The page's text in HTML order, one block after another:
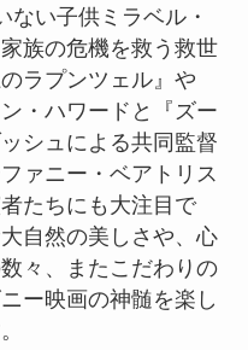
ない子供ミラベル・
族の危機を救う救世
ラプンツェル』や
・ハワードと『ズー
シュによる共同監督
ァニー・ベアトリス
たちにも大注目で
自然の美しさや、心
々、またこだわりの
ー映画の神髄を楽し